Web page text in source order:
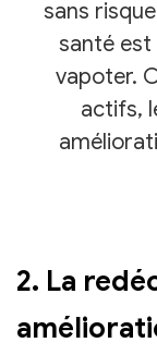
sans
santé est
vapoter.
actifs,
2. La